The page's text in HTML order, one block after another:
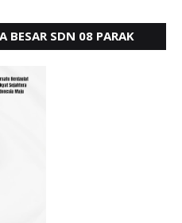
BESAR SDN 08 PARAK